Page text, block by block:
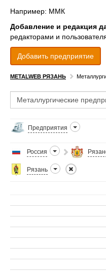
Например: ММК
Добавление и редакция
редакторами и
Добавить предприятие
METALWEB РЯЗАНЬ
Предприятия
Россия
Рязань